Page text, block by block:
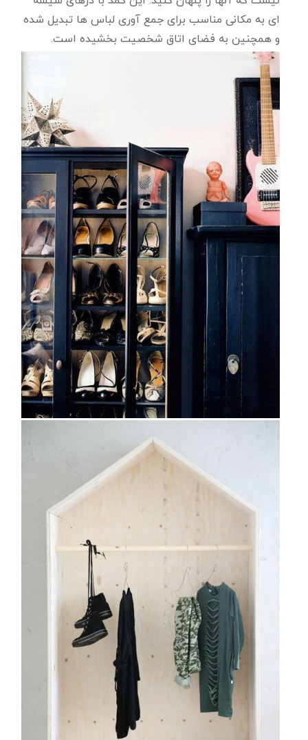
ای به مکانی مناسب برای جمع آوری لباس ها تبدیل شده
و همچنین به فضای اتاق شخصیت بخشیده است.